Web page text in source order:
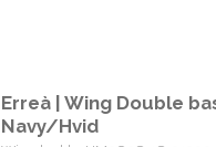
Erreà | Wing Double
Navy/Hvid